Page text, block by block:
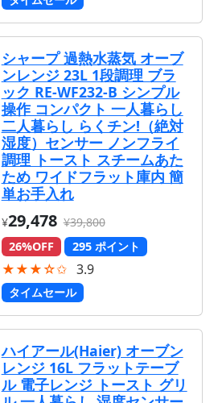
シャープ 過熱水蒸気 オーブ
ンレンジ 23L 1段調理 ブラ
ック RE-WF232-B シンプル
操作 コンパクト 一人暮らし
二人暮らし らくチン!（絶対
湿度）センサー ノンフライ
調理 トースト スチームあた
ため ワイドフラット庫内 簡
単お手入れ
¥29,478 ¥39,800
26%OFF
295 ポイント
★★★☆✩ 3.9
タイムセール
ハイアール(Haier) オーブン
レンジ 16L フラットテーブ
ル 電子レンジ トースト グリ